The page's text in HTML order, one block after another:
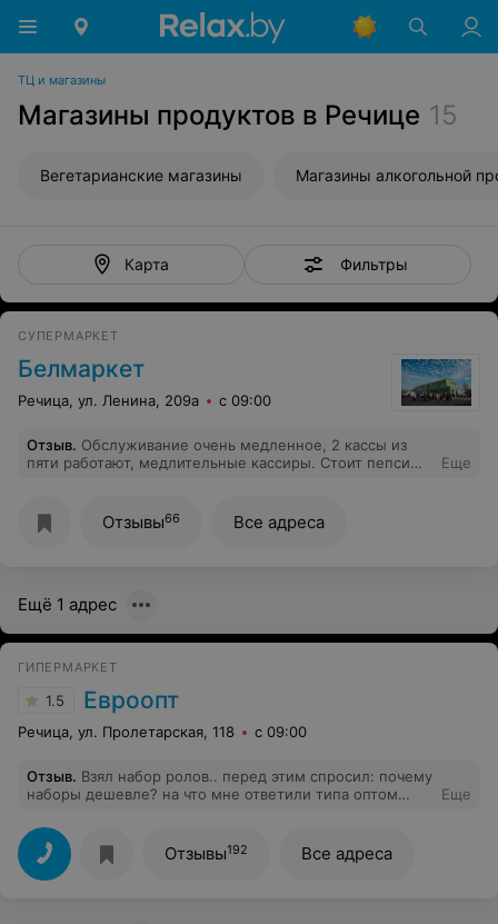
ТЦ и магазины
Магазины продуктов в Речице 15
Вегетарианские магазины
Карта Фильтры
СУПЕРМАРКЕТ
Белмаркет
Речица, ул. Ленина, 209а с 09:00
Отзыв. Обслуживание очень медленное, 2 кассы из
пяти работают, медлительные кассиры. Стоит пепси
штрихкодам одинаково. Не рекомендую, хоть и
постоянный клиент.
Еще
Отзывы66 Все адреса
Ещё 1 адрес
ГИПЕРМАРКЕТ
1.5 Евроопт
Речица, ул. Пролетарская, 118 с 09:00
Отзыв. Взял набор ролов.. перед этим спросил: почему
наборы дешевле? на что мне ответили типа оптом
некоторых недовареный, рыбы в них вообще нет!!!
отдал деньги за просроченый рис, подходящий к концу
срока годности перец и сыр "филадельфия" с того же
ансамбля) фууу!
Еще
Отзывы192 Все адреса